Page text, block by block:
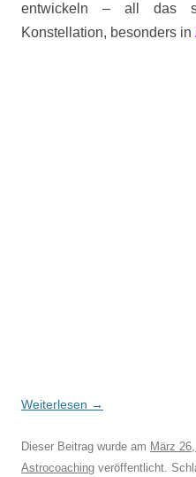
entwickeln – all das
Konstellation, besonders in
Weiterlesen →
Dieser Beitrag wurde am März
Astrocoaching veröffentlicht.